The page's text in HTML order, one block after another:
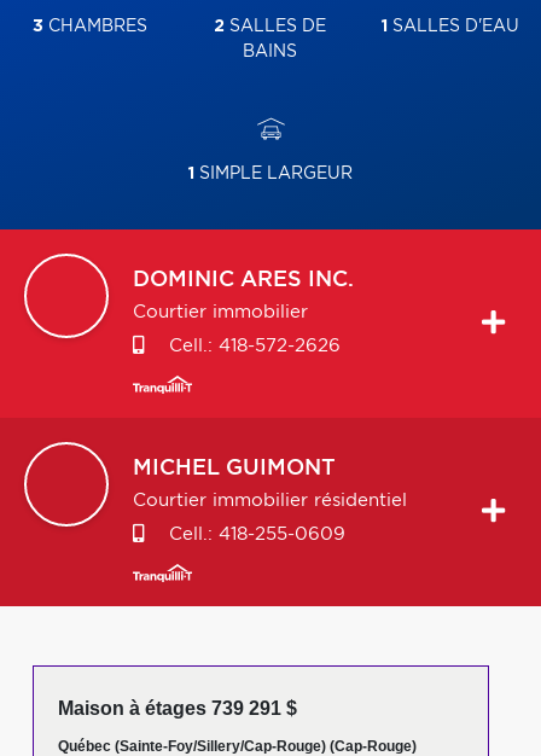
3 CHAMBRES 2 SALLES DE
BAINS
1 SALLES D'EAU
1 SIMPLE LARGEUR
DOMINIC ARES INC.
Courtier immobilier
Cell.: 418-572-2626
MICHEL GUIMONT
Courtier immobilier résidentiel
Cell.: 418-255-0609
Maison à étages 739 291 $
Québec (Sainte-Foy/Sillery/Cap-Rouge) (Cap-Rouge)